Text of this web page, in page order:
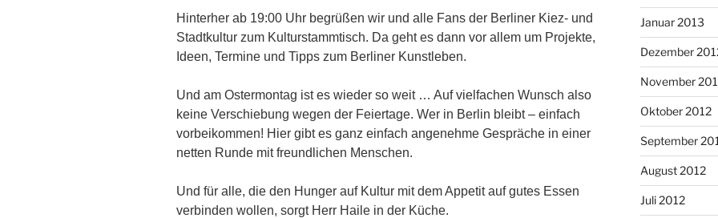
Hinterher ab 19:00 Uhr begrüßen wir und alle Fans der Berliner Kiez- und
Stadtkultur zum Kulturstammtisch. Da geht es dann vor allem um Projekte,
Ideen, Termine und Tipps zum Berliner Kunstleben.
Und am Ostermontag ist es wieder so weit … Auf vielfachen Wunsch also
keine Verschiebung wegen der Feiertage. Wer in Berlin bleibt – einfach
vorbeikommen! Hier gibt es ganz einfach angenehme Gespräche in einer
netten Runde mit freundlichen Menschen.
Und für alle, die den Hunger auf Kultur mit dem Appetit auf gutes Essen
verbinden wollen, sorgt Herr Haile in der Küche.
Januar 2013
Dezember
November
Oktober 2012
September
August 2012
Juli 2012